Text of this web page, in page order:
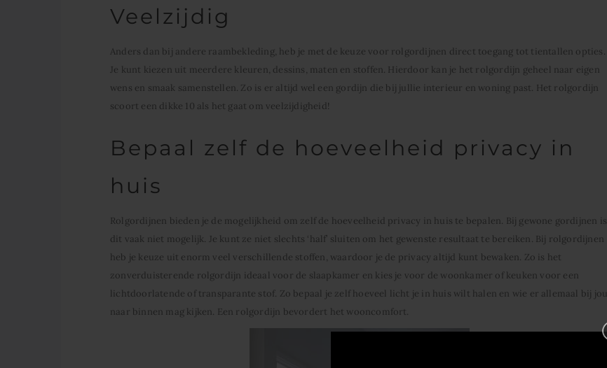
Veelzijdig
Anders dan bij andere raambekleding, heb je met de keuze voor rolgordijnen direct toegang tot tientallen opties.
Je kunt kiezen uit meerdere kleuren, dessins, maten en stoffen. Hierdoor kan je het rolgordijn geheel naar eigen
wens en smaak samenstellen. Zo is er altijd wel een gordijn die bij jullie interieur en woning past. Het rolgordijn
scoort een dikke 10 als het gaat om veelzijdigheid!
Bepaal zelf de hoeveelheid privacy in
huis
Rolgordijnen bieden je de mogelijkheid om zelf de hoeveelheid privacy in huis te bepalen. Bij gewone gordijnen is
dit vaak niet mogelijk. Je kunt ze niet slechts ‘half’ sluiten om het gewenste resultaat te bereiken. Bij rolgordijnen
heb je keuze uit enorm veel verschillende stoffen, waardoor je de privacy altijd kunt bewaken. Zo is het
zonverduisterende rolgordijn ideaal voor de slaapkamer en kies je voor de woonkamer of keuken voor een
lichtdoorlatende of transparante stof. Zo bepaal je zelf hoeveel licht je in huis wilt halen en wie er allemaal bij jou
naar binnen mag kijken. Een rolgordijn bevordert het wooncomfort.